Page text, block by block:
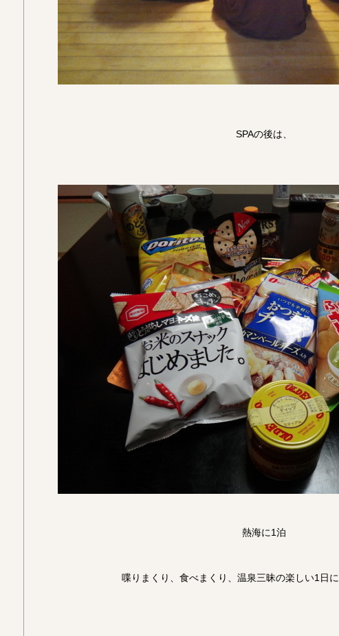
SPAの後は、
熱海に1泊
喋りまくり、食べまくり、温泉三昧の楽しい1日